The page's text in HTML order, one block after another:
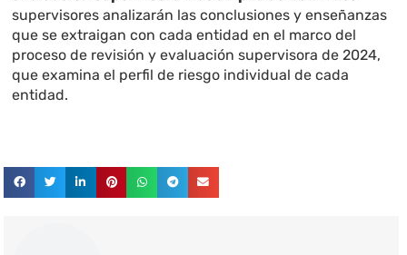
supervisores analizarán las conclusiones y enseñanzas
que se extraigan con cada entidad en el marco del
proceso de revisión y evaluación supervisora de 2024,
que examina el perfil de riesgo individual de cada
entidad.